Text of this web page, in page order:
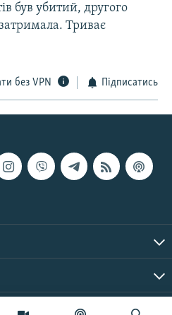
був убитий, другого
Триває
без VPN Підписатись
2026 | Усі права застережено.